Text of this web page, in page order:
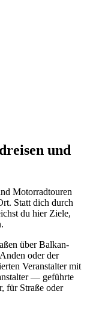
und
Motorradtouren
Statt dich durch
du hier Ziele,
über Balkan-
oder der
Veranstalter mit
— geführte
für Straße oder